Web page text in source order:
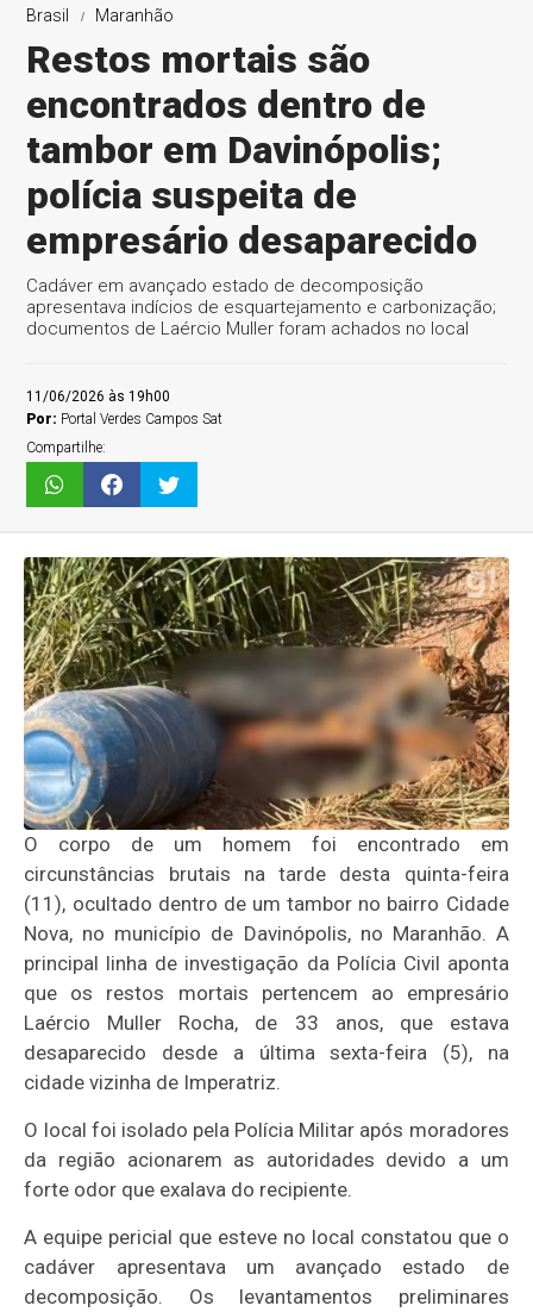
Brasil Maranhão
Restos mortais são
encontrados dentro de
tambor em Davinópolis;
polícia suspeita de
empresário desaparecido
Cadáver em avançado estado de decomposição
apresentava indícios de esquartejamento e carbonização;
documentos de Laércio Muller foram achados no local
11/06/2026 às 19h00
Por: Portal Verdes Campos Sat
Compartilhe:
O corpo de um homem foi encontrado em
circunstâncias brutais na tarde desta quinta-feira
(11), ocultado dentro de um tambor no bairro Cidade
Nova, no município de Davinópolis, no Maranhão. A
principal linha de investigação da Polícia Civil aponta
que os restos mortais pertencem ao empresário
Laércio Muller Rocha, de 33 anos, que estava
desaparecido desde a última sexta-feira (5), na
cidade vizinha de Imperatriz.
O local foi isolado pela Polícia Militar após moradores
da região acionarem as autoridades devido a um
forte odor que exalava do recipiente.
A equipe pericial que esteve no local constatou que o
cadáver apresentava um avançado estado de
decomposição. Os levantamentos preliminares